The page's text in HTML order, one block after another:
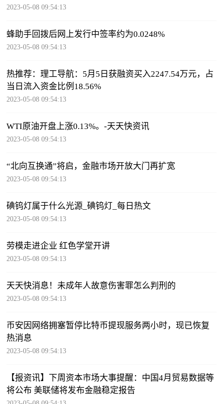
2023-05-08 09:54:13
蜂助手回拨后网上发行中签率约为0.0248%
2023-05-08 09:54:13
热推荐：理工导航：5月5日获融资买入2247.54万元，占
当日流入资金比例18.56%
2023-05-08 09:54:13
WTI原油开盘上涨0.13%。-天天快资讯
2023-05-08 09:54:13
“北向互换通”将启，金融市场开放大门再扩宽
2023-05-08 09:54:13
碘钨灯属于什么光源_碘钨灯_每日热文
2023-05-08 09:54:13
劳模走进企业 红色学堂开讲
2023-05-08 09:54:13
天天快消息！未成年人故意伤害罪怎么判刑的
2023-05-08 09:54:13
币安因网络拥塞暂停比特币提现服务两小时，现已恢复
热消息
2023-05-08 09:54:13
【报资讯】下周资本市场大事提醒：中国4月贸易数据等
将公布 美联储将发布金融稳定报告